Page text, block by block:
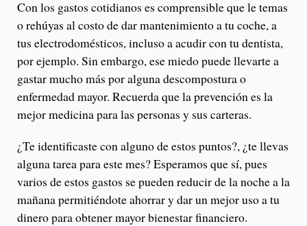
Con los gastos cotidianos es comprensible que le temas
o rehúyas al costo de dar mantenimiento a tu coche, a
tus electrodomésticos, incluso a acudir con tu dentista,
por ejemplo. Sin embargo, ese miedo puede llevarte a
gastar mucho más por alguna descompostura o
enfermedad mayor. Recuerda que la prevención es la
mejor medicina para las personas y sus carteras.
¿Te identificaste con alguno de estos puntos?, ¿te llevas
alguna tarea para este mes? Esperamos que sí, pues
varios de estos gastos se pueden reducir de la noche a la
mañana permitiéndote ahorrar y dar un mejor uso a tu
dinero para obtener mayor bienestar financiero.